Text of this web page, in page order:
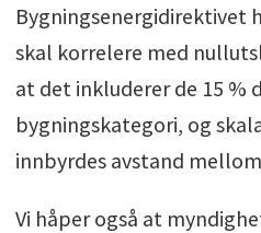
Bygningsenergidirektivet
skal korrelere med
at det inkluderer de 15 %
bygningskategori, og
innbyrdes avstand
Vi håper også at